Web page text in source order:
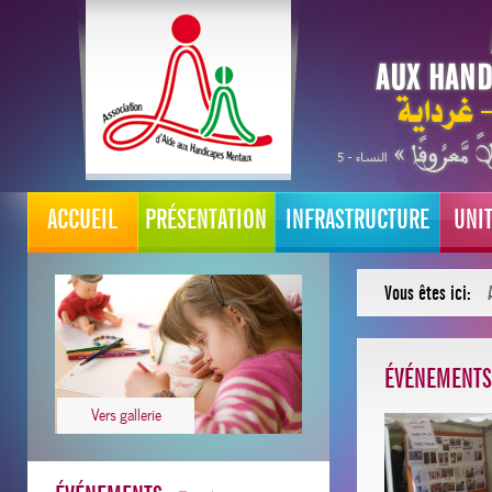
ACCUEIL PRÉSENTATION INFRASTRUCTURE
Vers gallerie
Vous êtes ici:
ÉVÉNEMENTS